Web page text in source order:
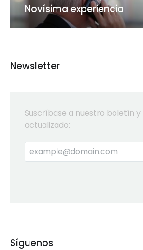
Novísima experiencia
Newsletter
Suscríbase a nuestro boletín
actualizado:
Síguenos